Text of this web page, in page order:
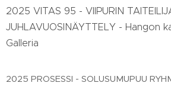
2025 VITAS 95 - VIIPURIN
JUHLAVUOSINÄYTTELY - Hangon
Galleria
2025 PROSESSI - SOLUSUMUPUU